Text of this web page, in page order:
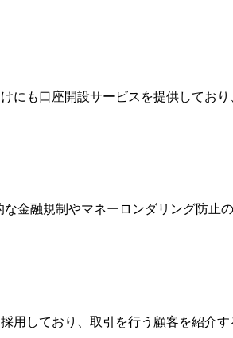
にも口座開設サービスを提供してお
金融規制やマネーロンダリング防
用しており、取引を行う顧客を紹介